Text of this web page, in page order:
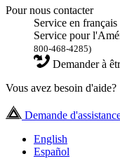
Pour nous contacter
Service en
Service pour
800-468-4285)
Demander à
Vous avez besoin d'aide?
Demande
English
Español